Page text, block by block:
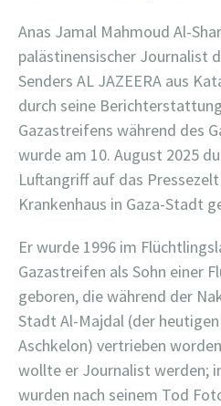
Anas Jamal Mahmoud Al-
palästinensischer Journalist
Senders AL JAZEERA aus
durch seine
Gazastreifens während des
wurde am 10. August 2025
Luftangriff auf das
Krankenhaus in Gaza-Stadt
Er wurde 1996 im
Gazastreifen als Sohn einer
geboren, die während der
Stadt Al-Majdal (der
Aschkelon) vertrieben
wollte er Journalist werden;
wurden nach seinem Tod